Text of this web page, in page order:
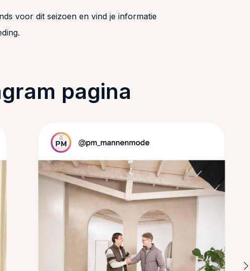
voor dit seizoen en vind je informatie
pagina